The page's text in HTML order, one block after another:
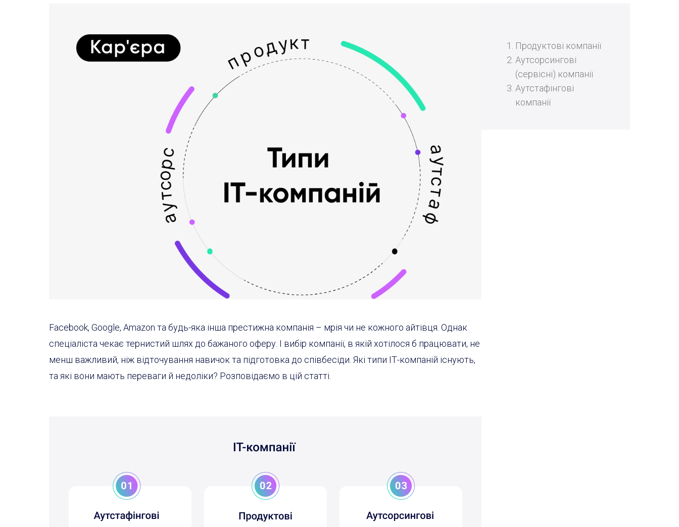
Facebook, Google, Amazon та будь-яка інша престижна компанія – мрія чи не кожного айтівця. Однак
спеціаліста чекає тернистий шлях до бажаного оферу. І вибір компанії, в якій хотілося б працювати, не
менш важливий, ніж відточування навичок та підготовка до співбесіди. Які типи ІТ-компаній існують,
та які вони мають переваги й недоліки? Розповідаємо в цій статті.
Продуктові компанії
Аутсорсингові
(сервісні) компанії
Аутстафінгові
компанії